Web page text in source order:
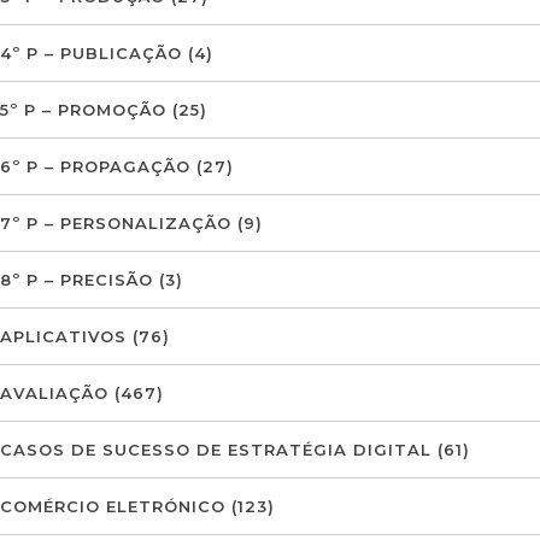
4º P – PUBLICAÇÃO (4)
5º P – PROMOÇÃO (25)
6º P – PROPAGAÇÃO (27)
7º P – PERSONALIZAÇÃO (9)
8º P – PRECISÃO (3)
APLICATIVOS (76)
AVALIAÇÃO (467)
CASOS DE SUCESSO DE ESTRATÉGIA DIGITAL (61)
COMÉRCIO ELETRÓNICO (123)